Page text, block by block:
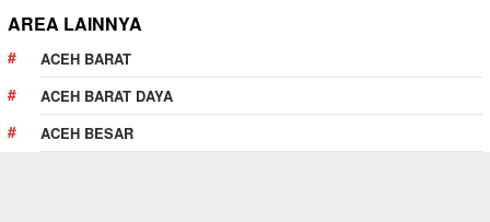
AREA LAINNYA
ACEH BARAT
ACEH BARAT DAYA
ACEH BESAR